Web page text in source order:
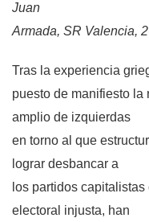
Juan
Armada, SR Valencia,
Tras la experiencia
puesto de manifiesto la
amplio de izquierdas
en torno al que
lograr desbancar a
los partidos
electoral injusta, han